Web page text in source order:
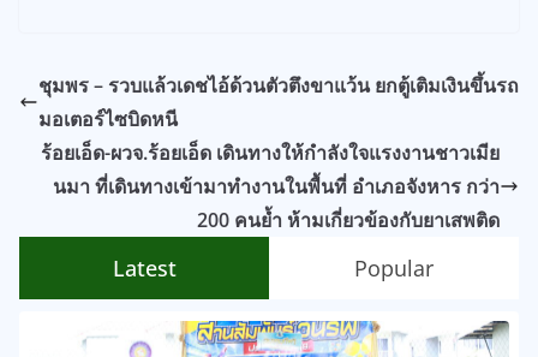
ชุมพร – รวบแล้วเดชไอ้ด้วนตัวตึงขาแว้น ยกตู้เติมเงินขึ้นรถ
มอเตอร์ไซบิดหนี
ร้อยเอ็ด-ผวจ.ร้อยเอ็ด เดินทางให้กำลังใจแรงงานชาวเมีย
นมา ที่เดินทางเข้ามาทำงานในพื้นที่ อำเภอจังหาร กว่า
200 คนย้ำ ห้ามเกี่ยวข้องกับยาเสพติด
Latest Popular